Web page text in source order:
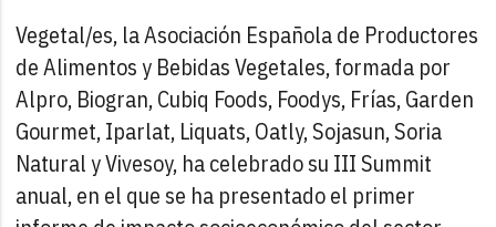
Vegetal/es, la Asociación Española de Productores
de Alimentos y Bebidas Vegetales, formada por
Alpro, Biogran, Cubiq Foods, Foodys, Frías, Garden
Gourmet, Iparlat, Liquats, Oatly, Sojasun, Soria
Natural y Vivesoy, ha celebrado su III Summit
anual, en el que se ha presentado el primer